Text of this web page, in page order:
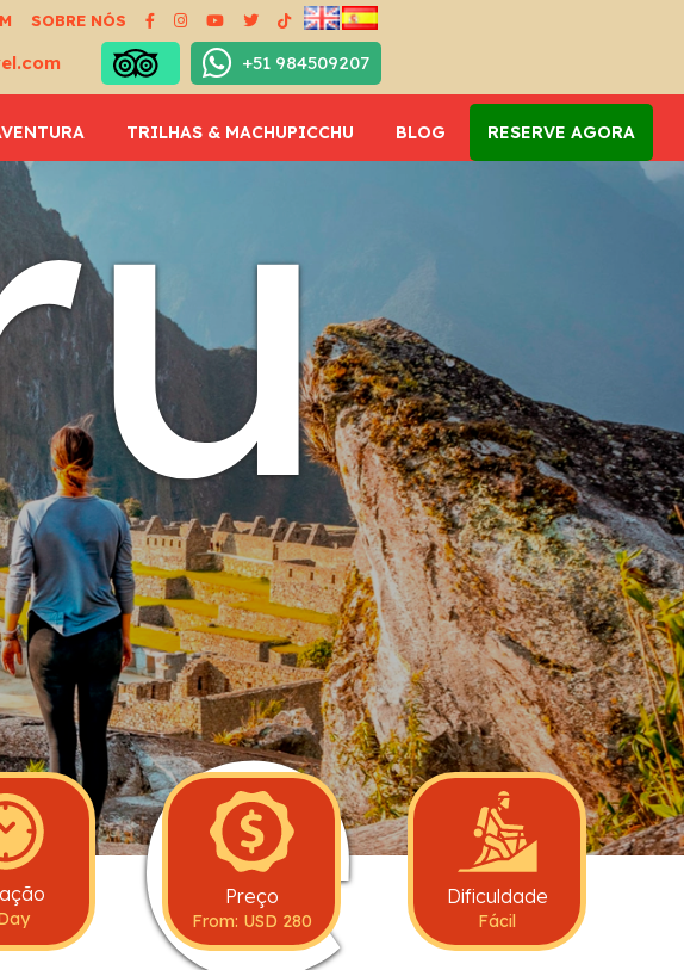
SOBRE NÓS
+51 984509207
TRILHAS & MACHUPICCHU BLOG RESERVE AGORA
e
Preço
From: USD 280
Dificuldade
Fácil